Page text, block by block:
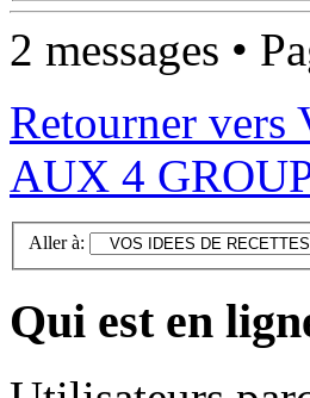
2 messages •
Retourner
AUX 4
Aller à:
Qui est en